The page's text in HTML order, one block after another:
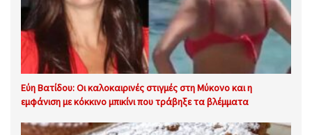
Εύη Βατίδου: Οι καλοκαιρινές στιγμές στη Μύκονο και η
εμφάνιση με κόκκινο μπικίνι που τράβηξε τα βλέμματα